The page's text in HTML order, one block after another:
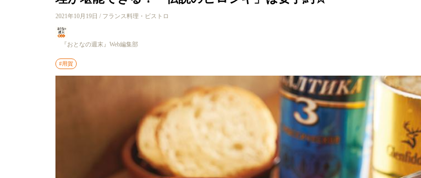
2021年10月19日 / フランス料理・ビストロ
『おとなの週末』Web編集部
#用賀